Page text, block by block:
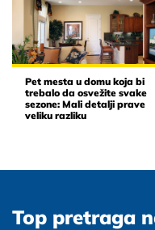
Pet mesta u domu koja bi
trebalo da osvežite svake
sezone: Mali detalji prave
veliku razliku
Top pretraga